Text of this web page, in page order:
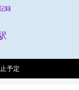
録
予定